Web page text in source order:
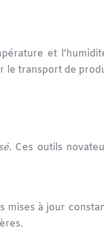
et
le transport de
. Ces outils
mises à jour